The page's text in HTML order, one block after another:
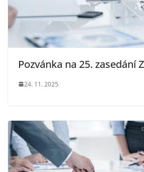
Pozvánka na 25. zasedání
24. 11. 2025